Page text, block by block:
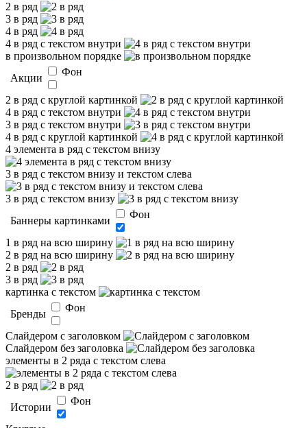
2 в ряд
3 в ряд
4 в ряд
4 в ряд с текстом внутри
в произвольном порядке
Акции
Фон
2 в ряд с круглой картинкой
4 в ряд с текстом внутри
3 в ряд с текстом внутри
4 в ряд с круглой картинкой
4 элемента в ряд с текстом внизу
3 в ряд с текстом внизу и текстом слева
3 в ряд с текстом внизу
Баннеры картинками
Фон
1 в ряд на всю ширину
2 в ряд на всю ширину
2 в ряд
3 в ряд
картинка с текстом
Бренды
Фон
Слайдером c заголовком
Слайдером без заголовка
элементы в 2 ряда с текстом слева
2 в ряд
Истории
Фон